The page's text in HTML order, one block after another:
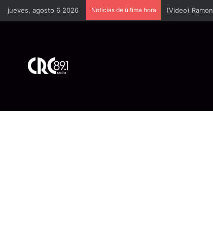
jueves, agosto 6 2026 Noticias de última hora